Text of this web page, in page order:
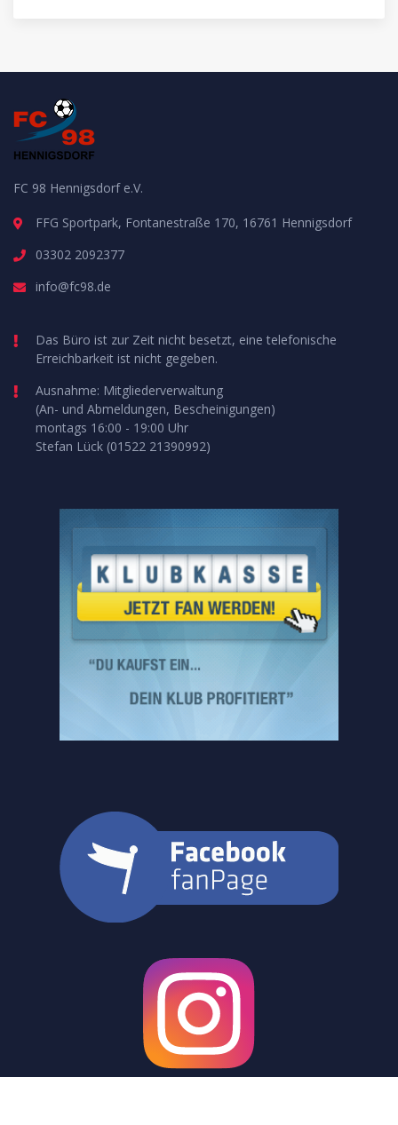
FC 98 Hennigsdorf e.V.
FFG Sportpark, Fontanestraße 170, 16761 Hennigsdorf
03302 2092377
info@fc98.de
Das Büro ist zur Zeit nicht besetzt, eine telefonische
Erreichbarkeit ist nicht gegeben.
Ausnahme: Mitgliederverwaltung
(An- und Abmeldungen, Bescheinigungen)
montags 16:00 - 19:00 Uhr
Stefan Lück (01522 21390992)